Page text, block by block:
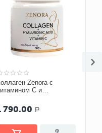
Zenora с
С и
микс»
790.00 Р